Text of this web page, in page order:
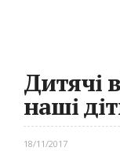
Дитячі
наші
18/11/2017